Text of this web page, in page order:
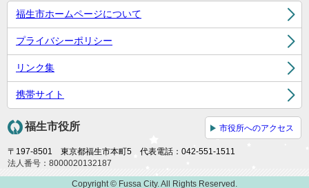
福生市ホームページについて
プライバシーポリシー
リンク集
携帯サイト
福生市役所 市役所へのアクセス
〒197-8501 東京都福生市本町5 代表電話：042-551-1511
法人番号：8000020132187
Copyright © Fussa City. All Rights Reserved.